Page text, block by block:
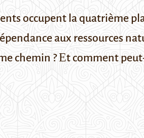
occupent la quatrième
aux ressources
chemin ? Еt comment